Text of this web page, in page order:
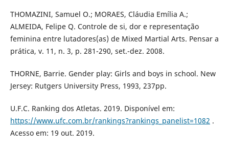
THOMAZINI, Samuel O.; MORAES, Cláudia Emília A.;
ALMEIDA, Felipe Q. Controle de si, dor e representação
feminina entre lutadores(as) de Mixed Martial Arts. Pensar a
prática, v. 11, n. 3, p. 281-290, set.-dez. 2008.
THORNE, Barrie. Gender play: Girls and boys in school. New
Jersey: Rutgers University Press, 1993, 237pp.
U.F.C. Ranking dos Atletas. 2019. Disponível em:
https://www.ufc.com.br/rankings?rankings_panelist=1082 .
Acesso em: 19 out. 2019.